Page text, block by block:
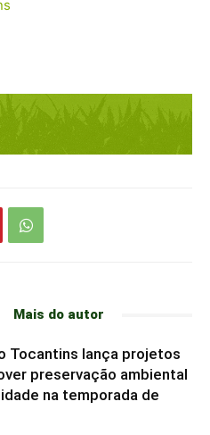
Mais do autor
Tocantins lança projetos
preservação ambiental
na temporada de